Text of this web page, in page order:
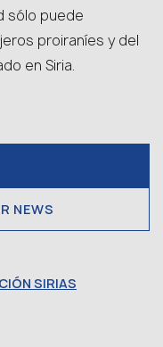
sólo puede
proiraníes y del
en Siria.
NEWS
SIRIAS